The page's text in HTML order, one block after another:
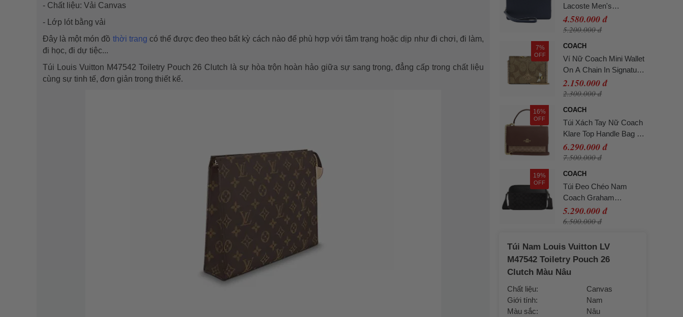
- Chất liệu: Vải Canvas
- Lớp lót bằng vải
Đây là một món đồ thời trang có thể được đeo theo bất kỳ cách nào để phù hợp với tâm trạng hoặc dịp như đi chơi, đi làm,
đi học, đi dự tiệc...
Túi Louis Vuitton M47542 Toiletry Pouch 26 Clutch là sự hòa trộn hoàn hảo giữa sự sang trọng, đẳng cấp trong chất liệu
cùng sự tinh tế, đơn giản trong thiết kế.
Lacoste Men's
Chantaco Piqué Bag
NH2922 - 021 Màu Xanh
4.580.000 đ
5.200.000 đ
7%
OFF
COACH
Ví Nữ Coach Mini Wallet
On A Chain In Signature
Canvas With Bee Print
Màu Gold Khaki
2.150.000 đ
2.300.000 đ
16%
OFF
COACH
Túi Xách Tay Nữ Coach
Klare Top Handle Bag In
Signature Canvas
Tan/Brown Màu Nâu
6.290.000 đ
7.500.000 đ
19%
OFF
COACH
Túi Đeo Chéo Nam
Coach Graham
Crossbody Bag In
Signature Canvas
5.290.000 đ
6.500.000 đ
Túi Nam Louis Vuitton LV
M47542 Toiletry Pouch 26
Clutch Màu Nâu
Chất liệu:
Canvas
Giới tính:
Nam
Màu sắc:
Nâu